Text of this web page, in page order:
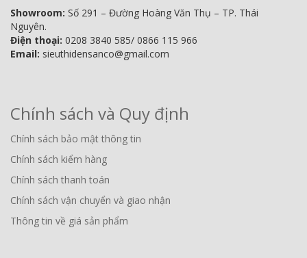
Showroom: Số 291 – Đường Hoàng Văn Thụ – TP. Thái
Nguyên.
Điện thoại: 0208 3840 585/ 0866 115 966
Email: sieuthidensanco@gmail.com
Chính sách và Quy định
Chính sách bảo mật thông tin
Chính sách kiểm hàng
Chính sách thanh toán
Chính sách vận chuyển và giao nhận
Thông tin về giá sản phẩm